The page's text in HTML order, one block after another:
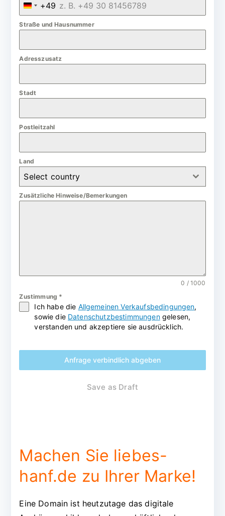
G
e
m
a
y
+49
Straße und Hausnummer
Adresszusatz
Stadt
Postleitzahl
Land
Select country
Zusätzliche Hinweise/Bemerkungen
0 / 1000
Zustimmung *
Ich habe die Allgemeinen Verkaufsbedingungen,
sowie die Datenschutzbestimmungengelesen,
verstanden und akzeptiere sie ausdrücklich.
Anfrage verbindlich abgeben
Save as Draft
Machen Sie liebes-
hanf.de zu Ihrer Marke!
Eine Domain ist heutzutage das digitale